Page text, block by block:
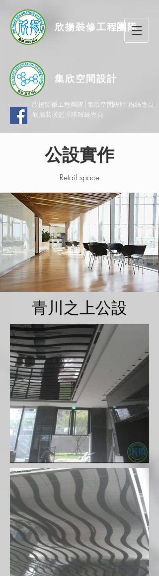
欣揚裝修工程團隊
集欣空間設計
欣揚裝修工程團隊│集欣空間設計 粉絲專頁
欣揚裝潢籃球隊粉絲專頁
公設實作
Retail space
青川之上公設